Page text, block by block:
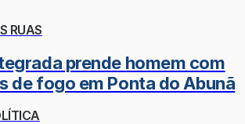
RUAS
prende homem com
de fogo em Ponta do Abunã